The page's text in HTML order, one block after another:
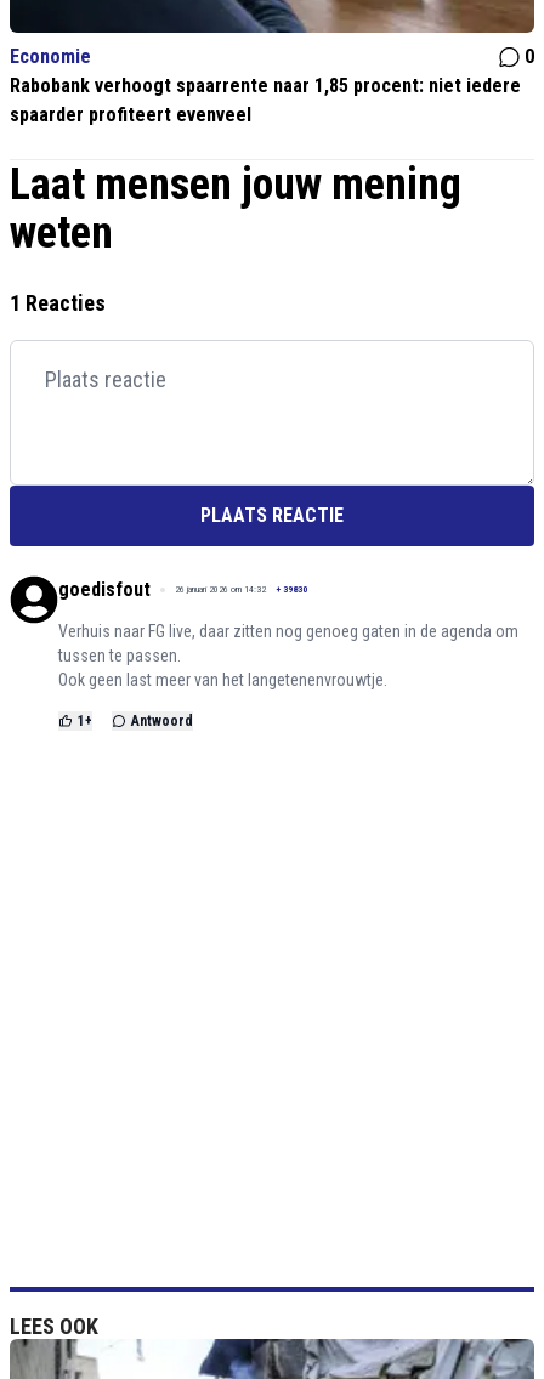
Economie
0
Rabobank verhoogt spaarrente naar 1,85 procent: niet iedere
spaarder profiteert evenveel
Laat mensen jouw mening
weten
1 Reacties
PLAATS REACTIE
goedisfout 26 januari 2026 om 14:32 + 39830
Verhuis naar FG live, daar zitten nog genoeg gaten in de agenda om
tussen te passen.
Ook geen last meer van het langetenenvrouwtje.
1 + Antwoord
LEES OOK